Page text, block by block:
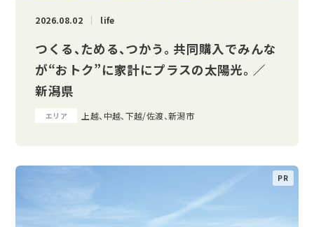
2026.08.02 life
つくる、ためる、つかう。 共同購入でみんな
が“おトク”に家計にプラスの太陽光。 ／
新潟県
エリア 上越、中越、下越/佐渡、新潟市